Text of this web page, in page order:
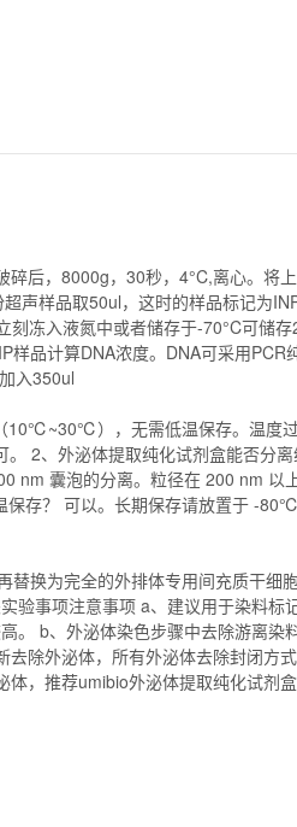
后，8000g，30秒，4°C,离心。将上
声样品取50ul，这时的样品标记为
冻入液氮中或者储存于-70°C可储
样品计算DNA浓度。DNA可采用PCR
入350ul
10℃~30℃），无需低温保存。温度
2、外泌体提取纯化试剂盒能否分
nm 囊泡的分离。粒径在 200 nm 以
保存？ 可以。长期保存请放置于 -
替换为完全的外排体专用间充质干细
验事项注意事项 a、建议用于染料标
。 b、外泌体染色步骤中去除游离染
除外泌体，所有外泌体去除封闭方
体，推荐umibio外泌体提取纯化试剂盒